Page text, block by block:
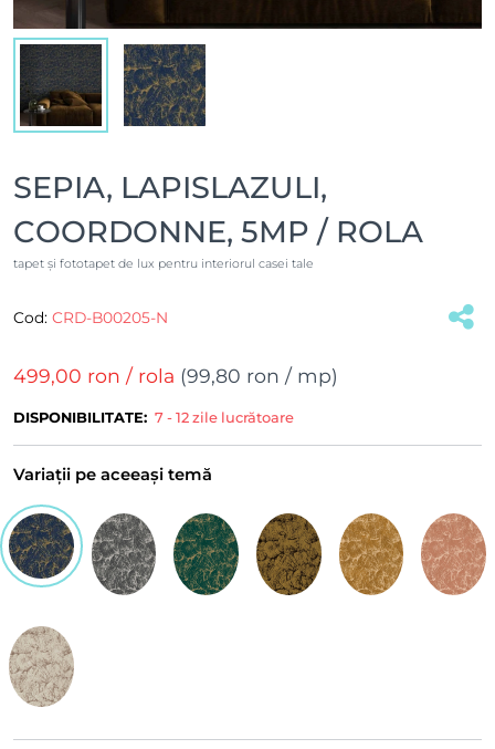
SEPIA, LAPISLAZULI,
COORDONNE, 5MP / ROLA
tapet și fototapet de lux pentru interiorul casei tale
Cod: CRD-B00205-N
499,00 ron / rola (99,80 ron / mp)
DISPONIBILITATE: 7 - 12 zile lucrătoare
Variații pe aceeași temă